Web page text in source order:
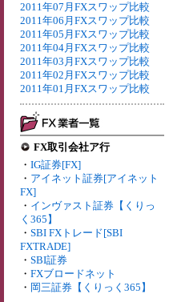
2011年07月FXスワップ比較
2011年06月FXスワップ比較
2011年05月FXスワップ比較
2011年04月FXスワップ比較
2011年03月FXスワップ比較
2011年02月FXスワップ比較
2011年01月FXスワップ比較
FX取引会社ア行
・ IG証券[FX]
・ アイネット証券[アイネット
FX]
・ インヴァスト証券【くりっ
く365】
・ SBI FXトレード[SBI
FXTRADE]
・ SBI証券
・ FXブロードネット
・ 岡三証券【くりっく365】